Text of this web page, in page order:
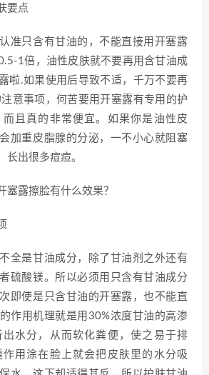
要点
准只含有甘油的，不能直接用开塞露
1倍，油性皮肤就不要再用含甘油成
啦.如果使用后导致不适，千万不要再
意事项，何苦要用开塞露有专用的护
且真的非常便宜。如果你是油性皮
加重皮脂腺的分泌，一不小心就阻塞
长出很多痘痘。
全是甘油成分，除了甘油剂之外还有
硫酸镁。所以必须用只含有甘油成分
即使是只含甘油的开塞露，也不能直
作用机理就是用30%浓度甘油的高渗
水分，从而软化粪便，使之易于排
用涂在脸上就会把皮肤里的水分吸